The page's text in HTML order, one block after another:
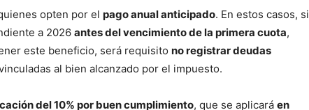
opten por el pago anual anticipado. En estos casos, si
a 2026 antes del vencimiento de la primera cuota,
este beneficio, será requisito no registrar deudas
al bien alcanzado por el impuesto.
del 10% por buen cumplimiento, que se aplicará en